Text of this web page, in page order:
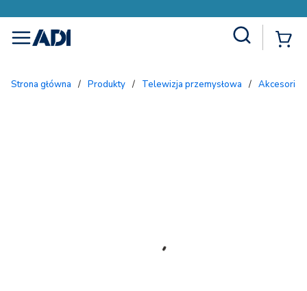
menu
Strona główna / Produkty / Telewizja przemysłowa / Akcesoria